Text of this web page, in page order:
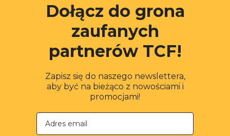
Dołącz do grona
zaufanych
partnerów TCF!
Zapisz się do naszego newslettera,
aby być na bieżąco z nowościami i
promocjami!